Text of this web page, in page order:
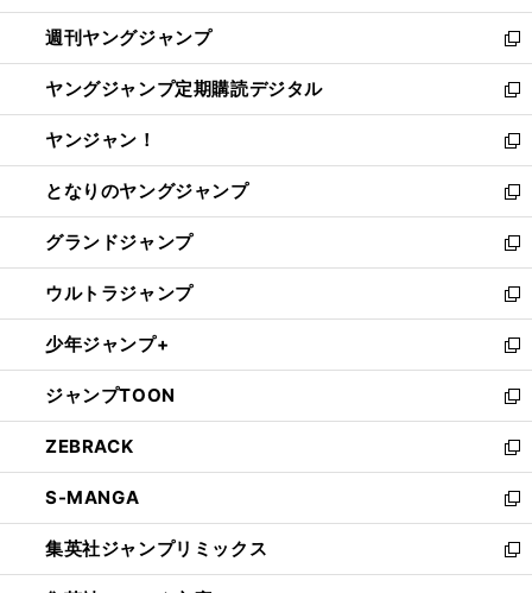
開
く
ウ
で
開
く
ン
ド
ウ
で
開
く
ウ
ィ
ン
ド
ウ
で
開
く
週刊ヤングジャンプ
新
し
い
ウ
ィ
ン
ド
ウ
で
開
く
ヤングジャンプ定期購読デジタル
新
し
い
ウ
ィ
ン
ド
ウ
で
開
く
ヤンジャン！
新
し
い
ウ
ィ
ン
ド
ウ
で
開
く
となりのヤングジャンプ
新
し
い
ウ
ィ
ン
ド
ウ
で
開
く
グランドジャンプ
新
し
い
ウ
ィ
ン
ド
ウ
で
開
く
ウルトラジャンプ
新
し
い
ウ
ィ
ン
ド
ウ
で
開
く
少年ジャンプ+
新
し
い
ウ
ィ
ン
ド
ウ
で
開
ジャンプTOON
新
し
い
ウ
ィ
ン
ド
ウ
ZEBRACK
新
し
い
ウ
ィ
ン
S-MANGA
新
し
い
ウ
集英社ジャンプリミックス
新
し